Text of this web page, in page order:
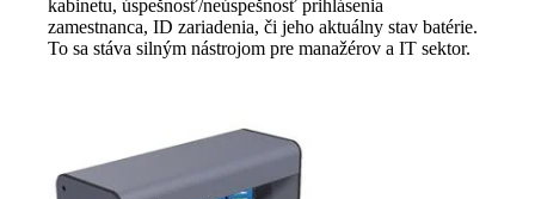
kabinetu, úspešnosť/neúspešnosť prihlásenia
zamestnanca, ID zariadenia, či jeho aktuálny stav batérie.
To sa stáva silným nástrojom pre manažérov a IT sektor.